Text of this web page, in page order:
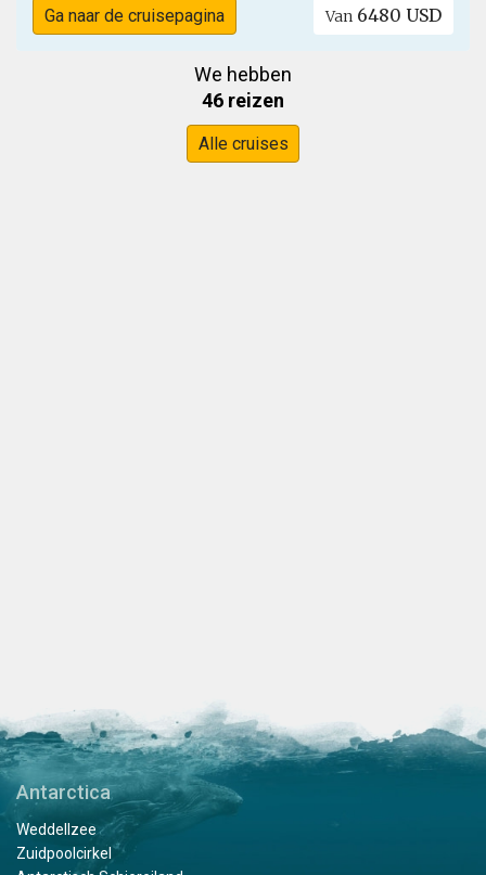
Ga naar de cruisepagina Van 6480 USD
We hebben
46 reizen
Alle cruises
Antarctica
Weddellzee
Zuidpoolcirkel